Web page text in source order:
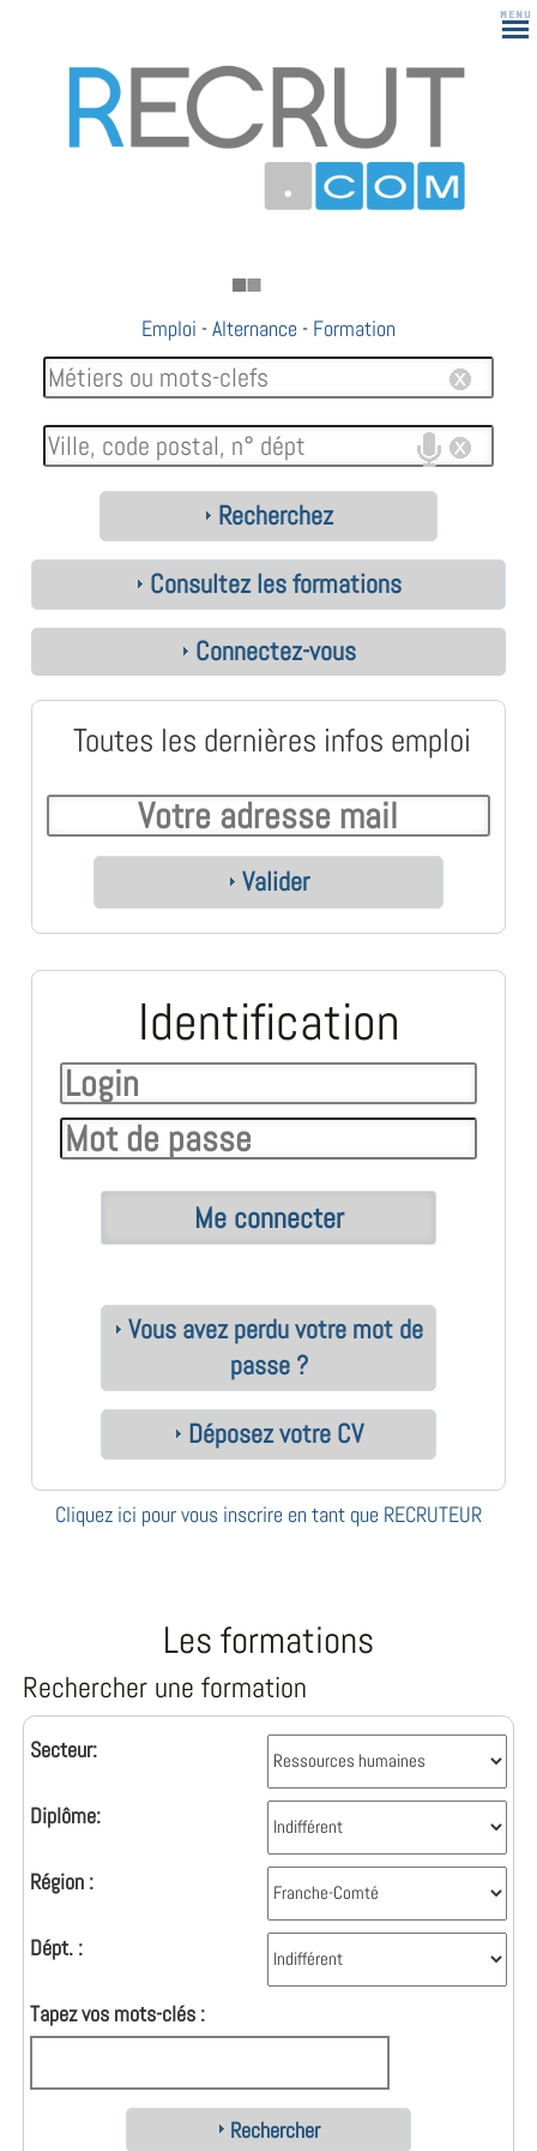
Emploi -Alternance - Formation
Recherchez
Consultez les formations
Connectez-vous
Toutes les dernières infos emploi
Valider
Identification
Vous avez perdu votre mot de
passe ?
Déposez votre CV
Cliquez ici pour vous inscrire en tant que RECRUTEUR
Les formations
Rechercher une formation
Secteur:
Diplôme:
Région :
Dépt. :
Tapez vos mots-clés :
Rechercher